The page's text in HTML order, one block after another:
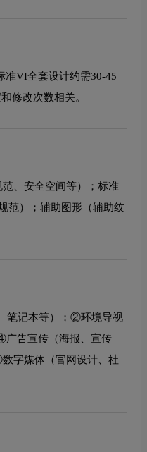
准VI全套设计约需30-45
修改次数相关。
、安全空间等）；标准
范）；辅助图形（辅助纹
笔记本等）；②环境导视
广告宣传（海报、宣传
字媒体（官网设计、社